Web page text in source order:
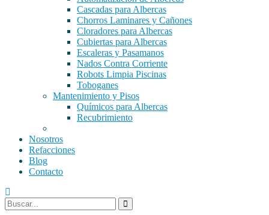
Cascadas para Albercas
Chorros Laminares y Cañones
Cloradores para Albercas
Cubiertas para Albercas
Escaleras y Pasamanos
Nados Contra Corriente
Robots Limpia Piscinas
Toboganes
Mantenimiento y Pisos
Químicos para Albercas
Recubrimiento
Nosotros
Refacciones
Blog
Contacto